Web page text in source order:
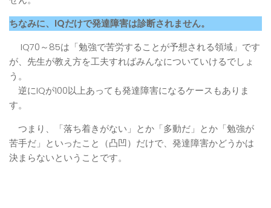
ちなみに、IQだけで発達障害は診断されません。
IQ70～85は「勉強で苦労することが予想される領域」です
が、先生が教え方を工夫すればみんなについていけるでしょ
う。
逆にIQが100以上あっても発達障害になるケースもありま
す。
つまり、「落ち着きがない」とか「多動だ」とか「勉強が
苦手だ」といったこと（凸凹）だけで、発達障害かどうかは
決まらないということです。